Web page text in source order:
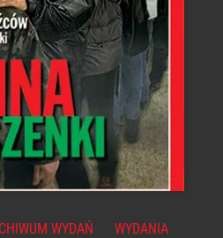
WYDAŃ
WYDANIA